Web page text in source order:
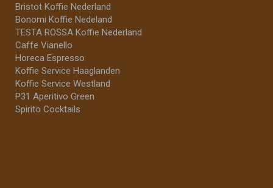
Bristot Koffie Nederland
Bonomi Koffie Nedeland
TESTA ROSSA Koffie Nederland
Caffe Vianello
Horeca Espresso
Koffie Service Haaglanden
Koffie Service Westland
P31 Aperitivo Green
Spirito Cocktails